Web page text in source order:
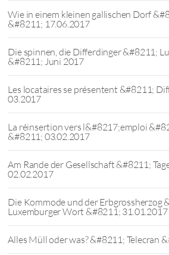
Wie in einem kleinen gallischen Dorf
&#8211; 17.06.2017
Die spinnen, die Differdinger &#8211;
&#8211; Juni 2017
Les locataires se présentent &#8211;
03.2017
La réinsertion vers l&#8217;emploi
&#8211; 03.02.2017
Am Rande der Gesellschaft &#8211;
02.02.2017
Die Kommode und der Erbgrossherzog
Luxemburger Wort &#8211; 31.01.2017
Alles Müll oder was? &#8211; Telecran